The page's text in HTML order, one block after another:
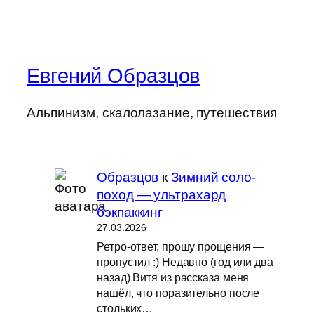
Евгений Образцов
Альпинизм, скалолазание, путешествия
Образцов кЗимний соло-
поход — ультрахард
бэкпаккинг
27.03.2026
Ретро-ответ, прошу прощения —
пропустил :) Недавно (год или два
назад) Витя из рассказа меня
нашёл, что поразительно после
стольких…